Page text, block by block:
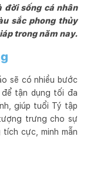
đời sống cá nhân
sắc phong thủy
trong năm nay.
sẽ có nhiều bước
tận dụng tối đa
giúp tuổi Tý tập
trưng cho sự
cực, minh mẫn